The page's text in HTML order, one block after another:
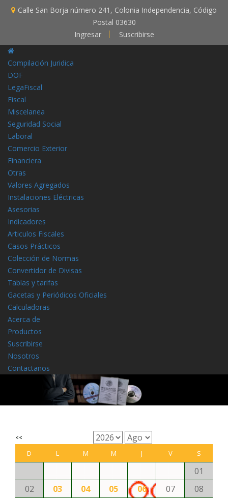
Calle San Borja número 241, Colonia Independencia, Código
Postal 03630
Ingresar
Suscribirse
Compilación Juridica
DOF
LegaFiscal
Fiscal
Miscelanea
Seguridad Social
Laboral
Comercio Exterior
Financiera
Otras
Valores Agregados
Instalaciones Eléctricas
Asesorias
Indicadores
Articulos Fiscales
Casos Prácticos
Colección de Normas
Convertidor de Divisas
Tablas y tarifas
Gacetas y Periódicos Oficiales
Calculadoras
Acerca de
Productos
Suscribirse
Nosotros
Contactanos
<<
D L M M J V S
01
02
03 04 05 06 07
08